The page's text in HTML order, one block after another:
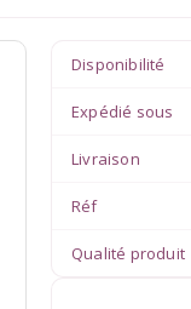
Disponibilité
Expédié sous
Livraison
Réf
Qualité produit